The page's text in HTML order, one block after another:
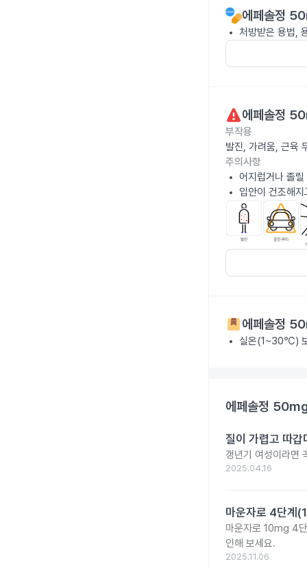
에페솔정
처방받은 용법,
에페솔정
부작용
발진, 가려움, 근육
주의사항
어지럽거나 졸
입안이 건조해
에페솔정
실온(1~30℃)
에페솔정
질이 가렵고 따
갱년기 여성이라면
2025.04.16
마운자로 4단계
마운자로 10mg 4
인해 보세요.
2025.11.06